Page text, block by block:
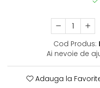
Cod Produs:
Ai nevoie de
Adauga la